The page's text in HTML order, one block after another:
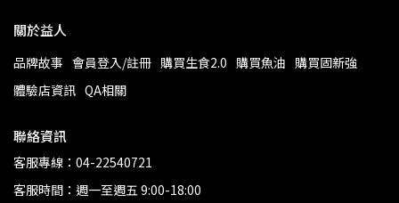
關於益人
品牌故事 會員登入/註冊 購買生食2.0 購買魚油 購買固新強
體驗店資訊 QA相關
聯絡資訊
客服專線：04-22540721
客服時間：週一至週五 9:00-18:00